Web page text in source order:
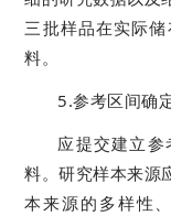
三批样品在实际
料。
5.参考区间确
应提交建立
料。研究样本来源
本来源的多样性